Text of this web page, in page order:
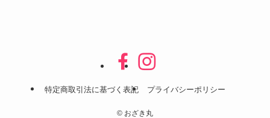
特定商取引法に基づく表記 プライバシーポリシー
© おざき丸